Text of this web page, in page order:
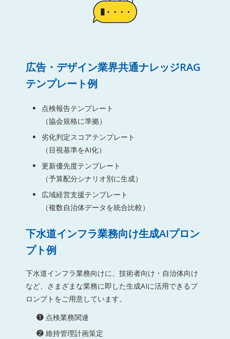
広告・デザイン業界共通ナレッジRAG
テンプレート例
点検報告テンプレート
（協会規格に準拠）
劣化判定スコアテンプレート
（目視基準をAI化）
更新優先度テンプレート
（予算配分シナリオ別に生成）
広域経営支援テンプレート
（複数自治体データを統合比較）
下水道インフラ業務向け生成AIプロン
プト例
下水道インフラ業務向けに、技術者向け・自治体向け
など、さまざまな業務に即した生成AIに活用できるプ
ロンプトをご用意しています。
❶ 点検業務関連
❷ 維持管理計画策定